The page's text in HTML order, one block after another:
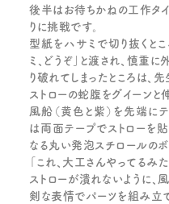
後半はお待ちかねの工作タ
りに挑戦です。
型紙をハサミで切り抜くと
ミ、どうぞ」と渡され、慎重に
り破れてしまったところは、
ストローの蛇腹をグイーンと
風船（黄色と紫）を先端に
は両面テープでストローを貼
なる丸い発泡スチロールのボ
「これ、大工さんやってるみた
ストローが潰れないように、
剣な表情でパーツを組み立て